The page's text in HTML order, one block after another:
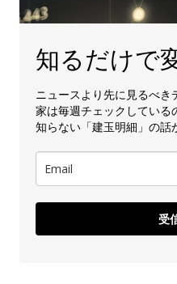
知るだけで
ニュースより先に見るべ
家は毎週チェックしている
知らない「建玉明細」の話
受